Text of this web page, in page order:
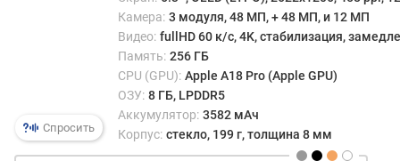
г
а
Спросить
Камера: 3 модуля, 48 МП, + 48 МП, и 12 МП
Видео: fullHD 60 к/с, 4K, стабилизация,
Память: 256 ГБ
CPU (GPU): Apple A18 Pro (Apple GPU)
ОЗУ: 8 ГБ, LPDDR5
Аккумулятор: 3582 мАч
Корпус: стекло, 199 г, толщина 8 мм